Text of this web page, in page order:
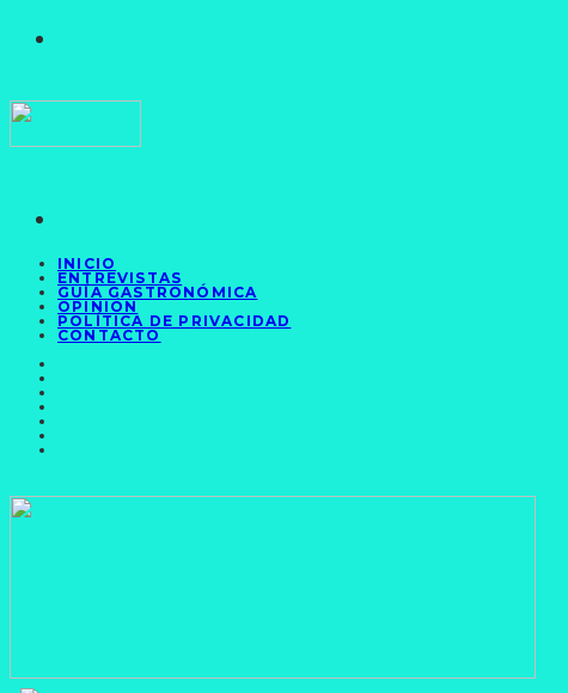
INICIO
ENTREVISTAS
GUÍA GASTRONÓMICA
OPINIÓN
POLÍTICA DE PRIVACIDAD
CONTACTO